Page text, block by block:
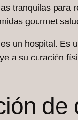
tranquilas para
gourmet
un hospital. Es
a su curación
de